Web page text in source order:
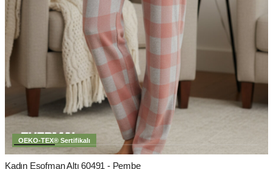
OEKO-TEX® Sertifikalı
Kadın Eşofman Altı 60491 - Pembe